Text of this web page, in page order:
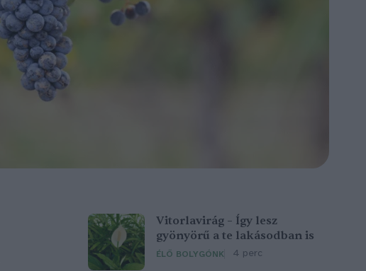
Vitorlavirág – Így lesz
gyönyörű a te lakásodban is
ÉLŐ BOLYGÓNK 4 perc